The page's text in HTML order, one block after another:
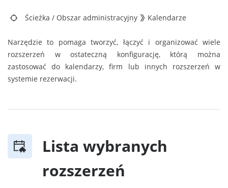
Ścieżka / Obszar administracyjny Kalendarze
Narzędzie to pomaga tworzyć, łączyć i organizować wiele
rozszerzeń w ostateczną konfigurację, którą można
zastosować do kalendarzy, firm lub innych rozszerzeń w
systemie rezerwacji.
Lista wybranych
rozszerzeń